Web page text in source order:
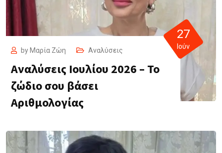
by Μαρία Ζώη Αναλύσεις
Αναλύσεις Ιουλίου 2026 – Το
ζώδιο σου βάσει
Αριθμολογίας
27
Ιούν